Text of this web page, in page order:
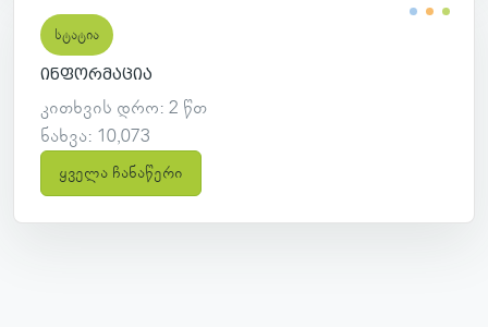
სტატია
ინფორმაცია
კითხვის დრო: 2 წთ
ნახვა: 10,073
ყველა ჩანაწერი